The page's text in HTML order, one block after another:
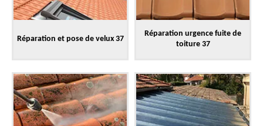
Réparation et pose de velux 37
Réparation urgence fuite de
toiture 37